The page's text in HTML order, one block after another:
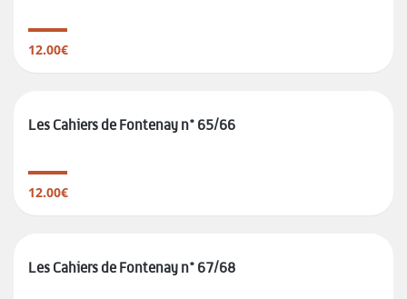
12.00€
Les Cahiers de Fontenay n° 65/66
12.00€
Les Cahiers de Fontenay n° 67/68